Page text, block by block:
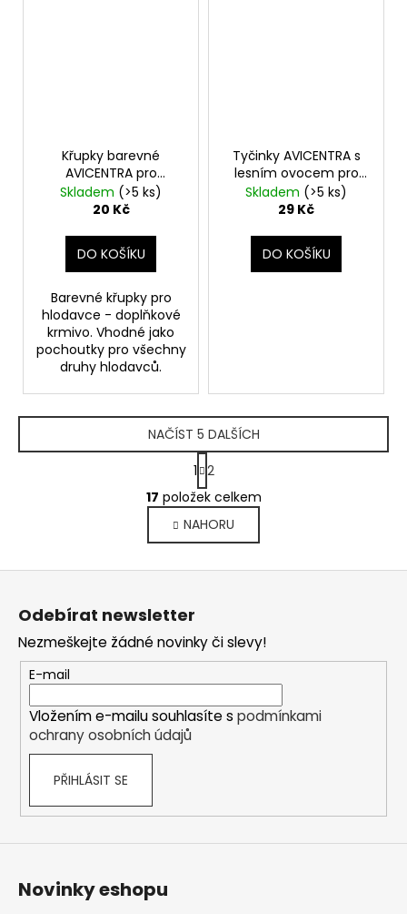
Křupky barevné
AVICENTRA pro
hlodavce 200g
Skladem (>5 ks)
20 Kč
DO KOŠÍKU
Barevné křupky pro
hlodavce - doplňkové
krmivo. Vhodné jako
pochoutky pro všechny
druhy hlodavců.
Tyčinky AVICENTRA s
lesním ovocem pro
velké hlodavce 2ks
Skladem (>5 ks)
29 Kč
DO KOŠÍKU
O
v
l
á
d
p
r
v
k
y
u
NAČÍST 5 DALŠÍCH
S
t
r
á
n
k
1 2
17 položek celkem
NAHORU
Z
Odebírat newsletter
Nezmeškejte žádné novinky či slevy!
E-mail
Vložením e-mailu souhlasíte s podmínkami
ochrany osobních údajů
PŘIHLÁSIT SE
Novinky eshopu